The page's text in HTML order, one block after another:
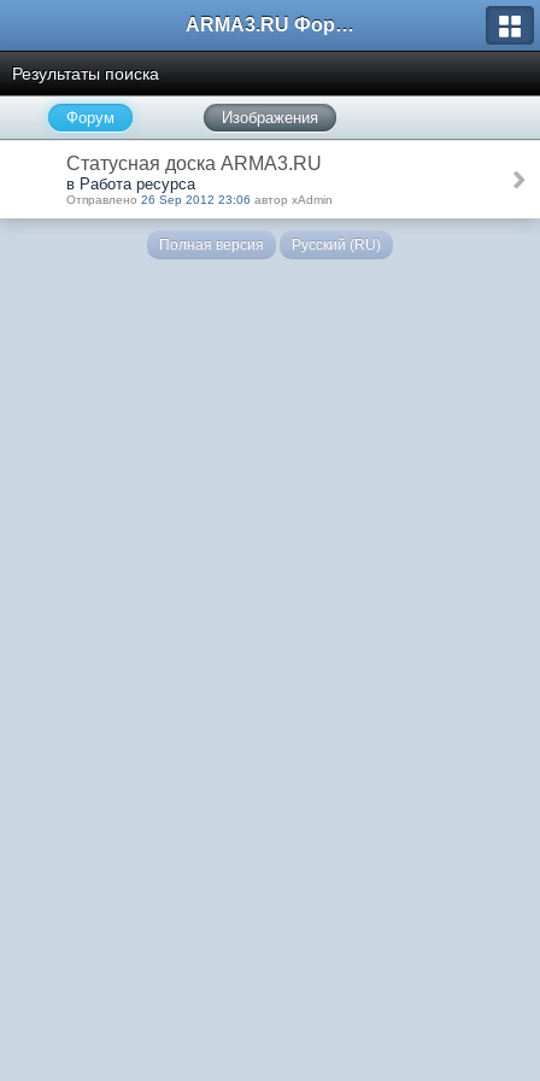
ARMA3.RU Форум
Результаты поиска
Форум Изображения
Статусная доска ARMA3.RU
в Работа ресурса
Отправлено 26 Sep 2012 23:06 автор xAdmin
Полная версия Русский (RU)